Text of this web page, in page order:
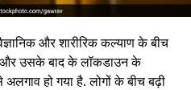
और शारीरिक कल्याण के बीच
और उसके बाद के लॉकडाउन के
अलगाव हो गया है. लोगों के बीच बढ़ी